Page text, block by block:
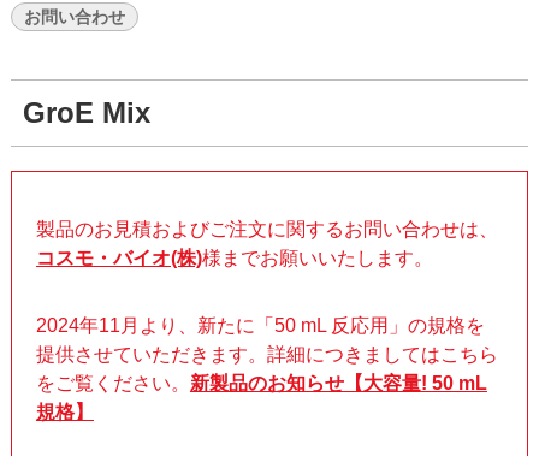
お問い合わせ
GroE Mix
製品のお見積およびご注文に関するお問い合わせは、
コスモ・バイオ(株)様までお願いいたします。
2024年11 月より、新たに「 50 mL 反応用」の規格を
提供させていただきます。詳細につきましてはこちら
をご覧ください。 新製品のお知らせ【大容量! 50 mL
規格】